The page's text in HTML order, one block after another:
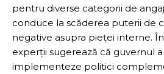
pentru diverse categorii de
conduce la scăderea puterii de
negative asupra pieței interne.
experții sugerează că guvernul
implementeze politici